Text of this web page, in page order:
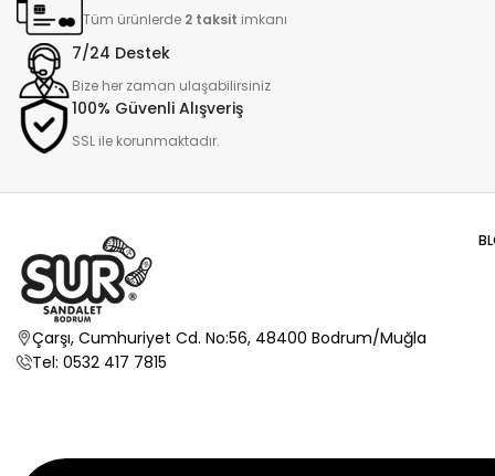
Tüm ürünlerde 2 taksit imkanı
7/24 Destek
Bize her zaman ulaşabilirsiniz
100% Güvenli Alışveriş
SSL ile korunmaktadır.
Çarşı, Cumhuriyet Cd. No:56, 48400 Bodrum/Muğla
Tel: 0532 417 7815